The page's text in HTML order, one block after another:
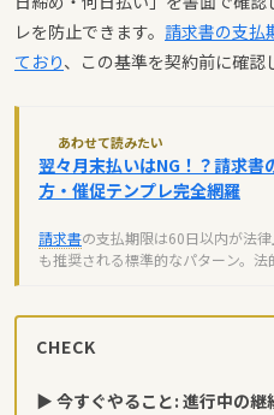
レを防止できます。 請求書の支払
ており、この基準を契約前に確認
あわせて読みたい
翌々月末払いはNG！？請求書
方・催促テンプレ完全網羅
請求書の支払期限は60日以内が法
も推奨される標準的なパターン。
CHECK
▶ 今すぐやること: 進行中の継